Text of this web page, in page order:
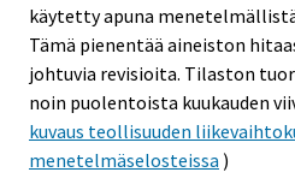
käytetty apuna
Tämä pienentää aineiston
johtuvia revisioita. Tilaston
noin puolentoista kuukauden
kuvaus teollisuuden
menetelmäselosteissa )